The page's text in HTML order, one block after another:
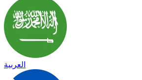
العربية